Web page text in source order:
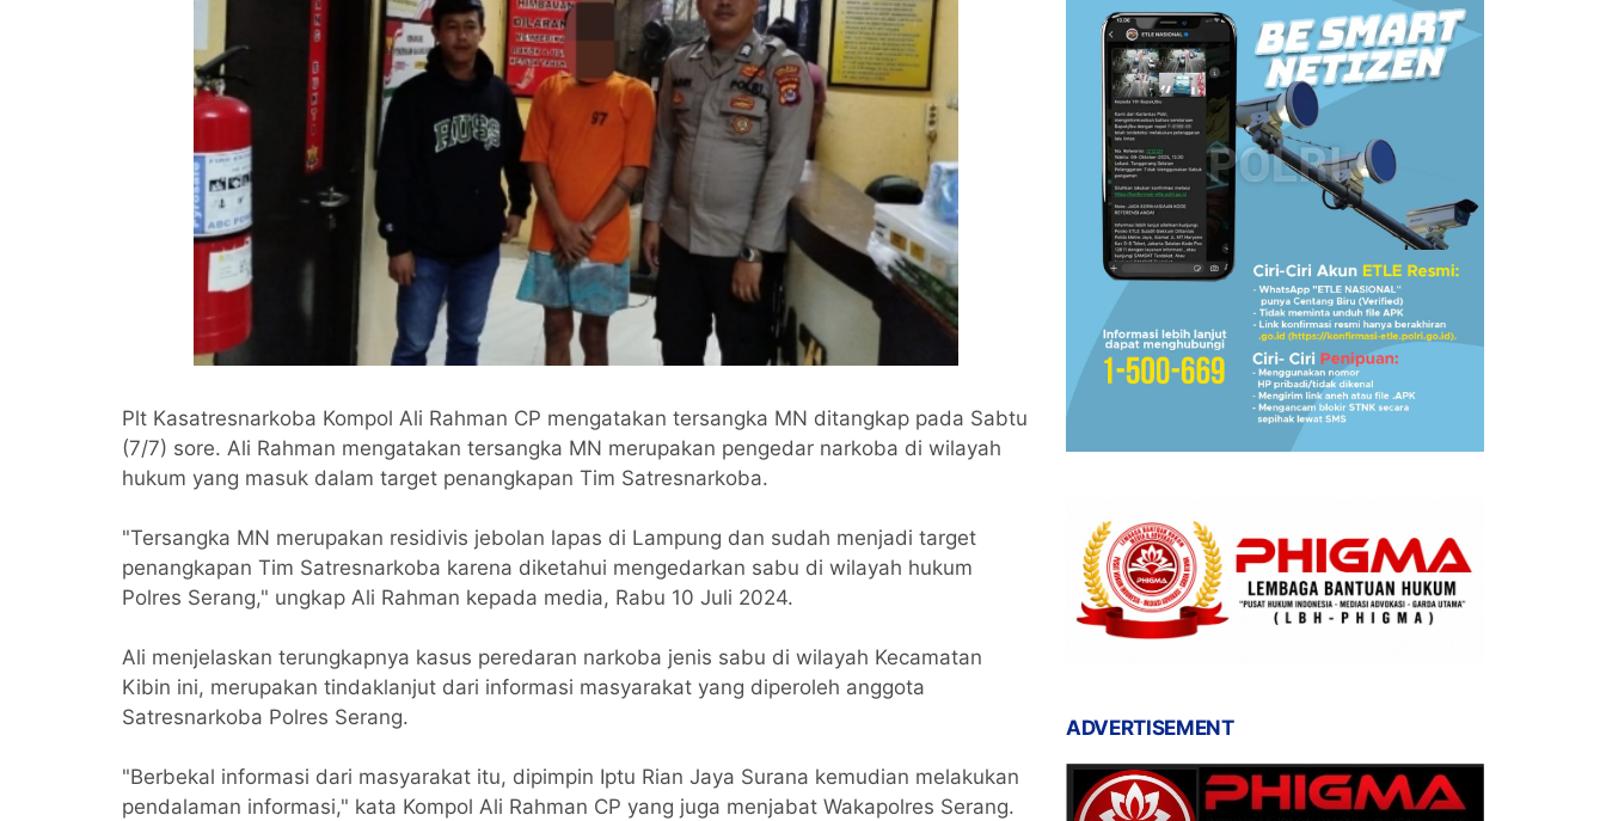
Plt Kasatresnarkoba Kompol Ali Rahman CP mengatakan tersangka MN ditangkap pada Sabtu
(7/7) sore. Ali Rahman mengatakan tersangka MN merupakan pengedar narkoba di wilayah
hukum yang masuk dalam target penangkapan Tim Satresnarkoba.
"Tersangka MN merupakan residivis jebolan lapas di Lampung dan sudah menjadi target
penangkapan Tim Satresnarkoba karena diketahui mengedarkan sabu di wilayah hukum
Polres Serang," ungkap Ali Rahman kepada media, Rabu 10 Juli 2024.
Ali menjelaskan terungkapnya kasus peredaran narkoba jenis sabu di wilayah Kecamatan
Kibin ini, merupakan tindaklanjut dari informasi masyarakat yang diperoleh anggota
Satresnarkoba Polres Serang.
"Berbekal informasi dari masyarakat itu, dipimpin Iptu Rian Jaya Surana kemudian melakukan
pendalaman informasi," kata Kompol Ali Rahman CP yang juga menjabat Wakapolres Serang.
ADVERTISEMENT